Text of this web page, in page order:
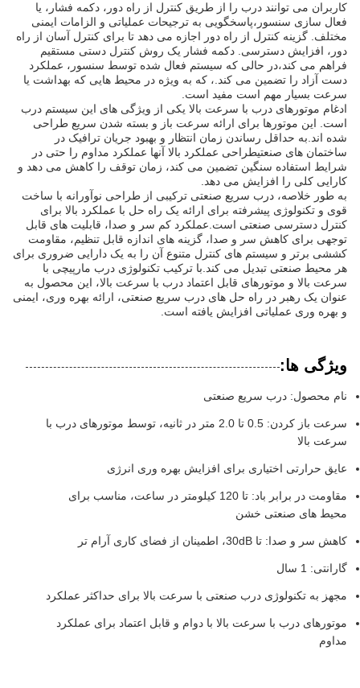
کاربران می توانند درب را از طریق کنترل از راه دور، دکمه فشار، یا
فعال سازی سنسور،پاسخگویی به ترجیحات عملیاتی و الزامات ایمنی
مختلف. گزینه کنترل از راه دور اجازه می دهد تا برای کنترل آسان از راه
دور، افزایش دسترسی. دکمه فشار یک روش کنترل دستی مستقیم
فراهم می کند،در حالی که سیستم فعال شده توسط سنسور، عملکرد
دست آزاد را تضمین می کند.، که به ویژه در محیط هایی که بهداشت یا
سرعت بسیار مهم است مفید است.
ادغام موتورهای درب با سرعت بالا یکی از ویژگی های این سیستم درب
است. این موتورها برای ارائه سرعت باز و بسته شدن سریع طراحی
شده اند.به حداقل رساندن زمان انتظار و بهبود جریان ترافیک در
ساختمان های صنعتیطراحی عملکرد بالا آنها عملکرد مداوم را حتی در
شرایط استفاده سنگین تضمین می کند، زمان توقف را کاهش می دهد و
کارایی کلی را افزایش می دهد.
به طور خلاصه، درب سریع صنعتی ترکیبی از طراحی نوآورانه با ساخت
قوی و تکنولوژی پیشرفته برای ارائه یک راه حل با عملکرد بالا برای
کنترل دسترسی صنعتی است.عملکرد کم سر و صدا، قابلیت های قابل
توجهی برای کاهش سر و صدا، گزینه های اندازه قابل تنظیم، مقاومت
کششی برتر و سیستم های کنترل متنوع آن را به یک دارایی ضروری برای
هر محیط صنعتی تبدیل می کند.با ترکیب تکنولوژی درب مارپیچی با
سرعت بالا و موتورهای قابل اعتماد درب با سرعت بالا، این محصول به
عنوان یک رهبر در راه حل های درب سریع صنعتی، ارائه بهره وری، ایمنی
و بهره وری عملیاتی افزایش یافته است.
ویژگی ها:
نام محصول: درب سریع صنعتی
سرعت باز کردن: 0.5 تا 2.0 متر در ثانیه، توسط موتورهای درب با
سرعت بالا
عایق حرارتی اختیاری برای افزایش بهره وری انرژی
مقاومت در برابر باد: تا 120 کیلومتر در ساعت، مناسب برای
محیط های صنعتی خشن
کاهش سر و صدا: تا 30dB، اطمینان از فضای کاری آرام تر
گارانتی: 1 سال
مجهز به تکنولوژی درب صنعتی با سرعت بالا برای حداکثر عملکرد
موتورهای درب با سرعت بالا با دوام و قابل اعتماد برای عملکرد
مداوم